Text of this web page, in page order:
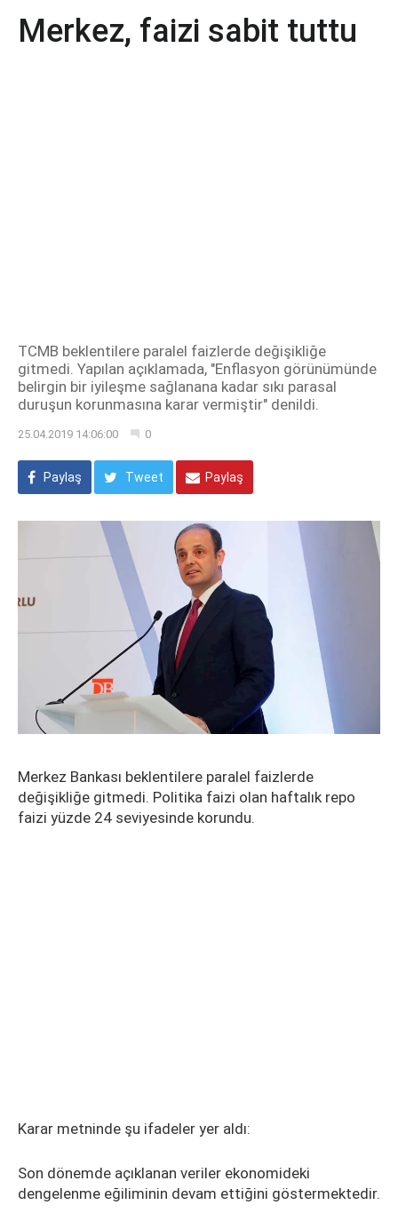
Merkez, faizi sabit tuttu
TCMB beklentilere paralel faizlerde değişikliğe
gitmedi. Yapılan açıklamada, "Enflasyon görünümünde
belirgin bir iyileşme sağlanana kadar sıkı parasal
duruşun korunmasına karar vermiştir" denildi.
25.04.2019 14:06:00 0
Paylaş Tweet Paylaş
Merkez Bankası beklentilere paralel faizlerde
değişikliğe gitmedi. Politika faizi olan haftalık repo
faizi yüzde 24 seviyesinde korundu.
Karar metninde şu ifadeler yer aldı:
Son dönemde açıklanan veriler ekonomideki
dengelenme eğiliminin devam ettiğini göstermektedir.